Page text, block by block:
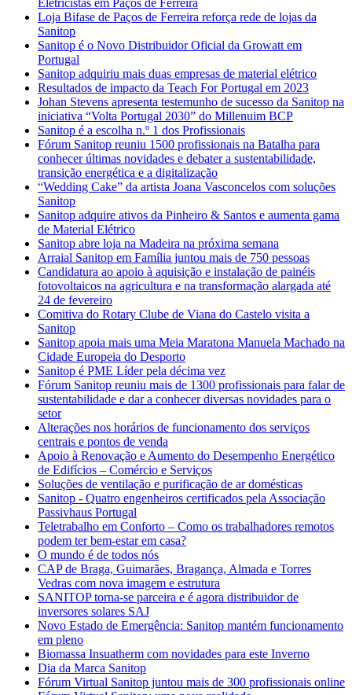
Eletricistas em Paços de Ferreira
Loja Bifase de Paços de Ferreira reforça rede de lojas da
Sanitop
Sanitop é o Novo Distribuidor Oficial da Growatt em
Portugal
Sanitop adquiriu mais duas empresas de material elétrico
Resultados de impacto da Teach For Portugal em 2023
Johan Stevens apresenta testemunho de sucesso da Sanitop na
iniciativa “Volta Portugal 2030” do Millenuim BCP
Sanitop é a escolha n.º 1 dos Profissionais
Fórum Sanitop reuniu 1500 profissionais na Batalha para
conhecer últimas novidades e debater a sustentabilidade,
transição energética e a digitalização
“Wedding Cake” da artista Joana Vasconcelos com soluções
Sanitop
Sanitop adquire ativos da Pinheiro & Santos e aumenta gama
de Material Elétrico
Sanitop abre loja na Madeira na próxima semana
Arraial Sanitop em Família juntou mais de 750 pessoas
Candidatura ao apoio à aquisição e instalação de painéis
fotovoltaicos na agricultura e na transformação alargada até
24 de fevereiro
Comitiva do Rotary Clube de Viana do Castelo visita a
Sanitop
Sanitop apoia mais uma Meia Maratona Manuela Machado na
Cidade Europeia do Desporto
Sanitop é PME Líder pela décima vez
Fórum Sanitop reuniu mais de 1300 profissionais para falar de
sustentabilidade e dar a conhecer diversas novidades para o
setor
Alterações nos horários de funcionamento dos serviços
centrais e pontos de venda
Apoio à Renovação e Aumento do Desempenho Energético
de Edifícios – Comércio e Serviços
Soluções de ventilação e purificação de ar domésticas
Sanitop - Quatro engenheiros certificados pela Associação
Passivhaus Portugal
Teletrabalho em Conforto – Como os trabalhadores remotos
podem ter bem-estar em casa?
O mundo é de todos nós
CAP de Braga, Guimarães, Bragança, Almada e Torres
Vedras com nova imagem e estrutura
SANITOP torna-se parceira e é agora distribuidor de
inversores solares SAJ
Novo Estado de Emergência: Sanitop mantém funcionamento
em pleno
Biomassa Insuatherm com novidades para este Inverno
Dia da Marca Sanitop
Fórum Virtual Sanitop juntou mais de 300 profissionais online